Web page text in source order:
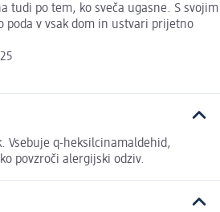
tudi po tem, ko sveča ugasne. S svojim
poda v vsak dom in ustvari prijetno
Vsebuje q-heksilcinamaldehid,
povzroči alergijski odziv.